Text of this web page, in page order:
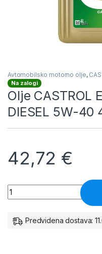
Avtomobilsko motorno olje,
Na zalogi
Olje CASTROL
DIESEL 5W-40
42,72 €
Olje CASTROL EDGE
Predvidena dostava: